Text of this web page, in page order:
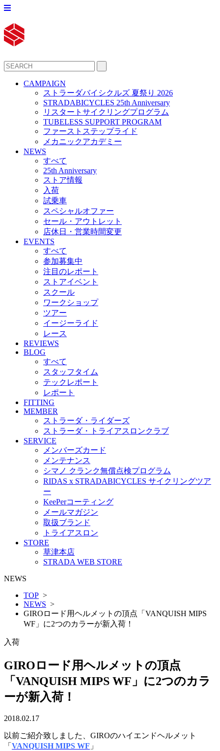
CAMPAIGN
ストラーダバイシクルズ 夏祭り 2026
STRADABICYCLES 25th Anniversary
リスタートサイクリングプログラム
TUBELESS SUPPORT PROGRAM
ファーストステップライド
メカニックアカデミー
NEWS
すべて
25th Anniversary
ストア情報
入荷
試乗車
スペシャルオファー
セール・アウトレット
店休日・営業時間変更
EVENTS
すべて
参加募集中
注目のレポート
ストアイベント
スクール
ワークショップ
ツアー
イージーライド
レース
REVIEWS
BLOG
すべて
スタッフタイム
テックレポート
レポート
FITTING
MEMBER
ストラーダ・ライダーズ
ストラーダ・トライアスロンクラブ
SERVICE
メンバーズカード
メンテナンス
シマノ クランク無償点検プログラム
RIDAS x STRADABICYCLES サイクリングツア
ー
KeePerコーティング
メールマガジン
取扱ブランド
トライアスロン
STORE
草津本店
STRADA WEB STORE
NEWS
TOP >
NEWS >
GIROロード用ヘルメットの頂点「VANQUISH MIPS
WF」に2つのカラーが新入荷！
入荷
GIROロード用ヘルメットの頂点
「VANQUISH MIPS WF」に2つのカラ
ーが新入荷！
2018.02.17
以前ご紹介致しました、GIROのハイエンドヘルメット
「 VANQUISH MIPS WF 」